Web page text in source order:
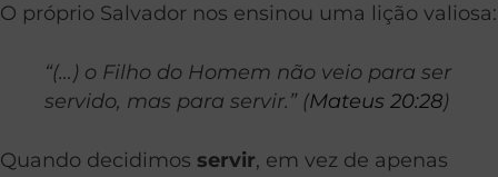
O próprio Salvador nos ensinou uma lição valiosa:
“(…) o Filho do Homem não veio para ser
servido, mas para servir.” (Mateus 20:28)
Quando decidimos servir, em vez de apenas